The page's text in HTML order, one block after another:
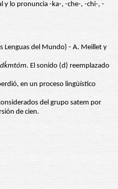
y lo pronuncia -ka-, -che-, -chi-, -
Lenguas del Mundo) - A. Meillet y
. El sonido (d) reemplazado
en un proceso lingüístico
del grupo satem por
de cien.